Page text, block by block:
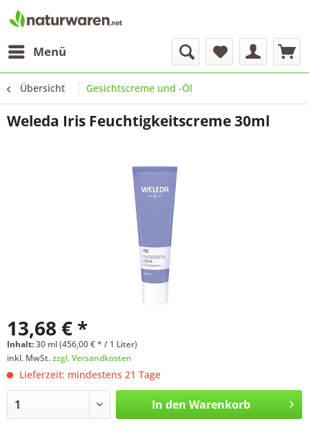
Menü
Übersicht Gesichtscreme und -Öl
Weleda Iris Feuchtigkeitscreme 30ml
13,68 € *
Inhalt:30 ml (456,00 € * / 1 Liter)
inkl. MwSt.zzgl. Versandkosten
Lieferzeit: mindestens 21 Tage
In den Warenkorb